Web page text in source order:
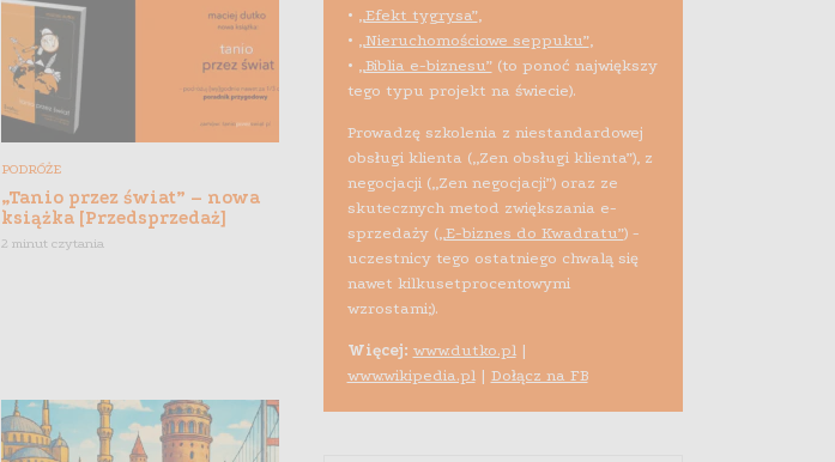
PODRÓŻE
„Tanio przez świat” – nowa
książka [Przedsprzedaż]
2 minut czytania
• „Efekt tygrysa”,
• „Nieruchomościowe seppuku”,
• „Biblia e-biznesu”(to ponoć największy
tego typu projekt na świecie).
Prowadzę szkolenia z niestandardowej
obsługi klienta („Zen obsługi klienta”), z
negocjacji („Zen negocjacji”) oraz ze
skutecznych metod zwiększania e-
sprzedaży („E-biznes do Kwadratu”) -
uczestnicy tego ostatniego chwalą się
nawet kilkusetprocentowymi
wzrostami;).
Więcej: www.dutko.pl|
www.wikipedia.pl| Dołącz na FB